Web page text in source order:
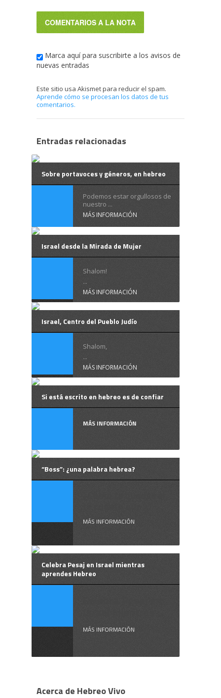
Marca aquí para suscribirte a los avisos de
nuevas entradas
Este sitio usa Akismet para reducir el spam.
Aprende cómo se procesan los datos de tus
comentarios.
Entradas relacionadas
Sobre portavoces y géneros, en hebreo
Podemos estar orgullosos de
nuestro ...
MÁS INFORMACIÓN
Israel desde la Mirada de Mujer
Shalom!
...
MÁS INFORMACIÓN
Israel, Centro del Pueblo Judío
Shalom,
...
MÁS INFORMACIÓN
Si está escrito en hebreo es de confiar
MÁS INFORMACIÓN
“Boss”: ¿una palabra hebrea?
MÁS INFORMACIÓN
Celebra Pesaj en Israel mientras
aprendes Hebreo
MÁS INFORMACIÓN
Acerca de Hebreo Vivo